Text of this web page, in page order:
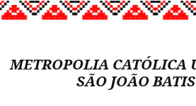
METROPOLIA CATÓLICA
SÃO JOÃO